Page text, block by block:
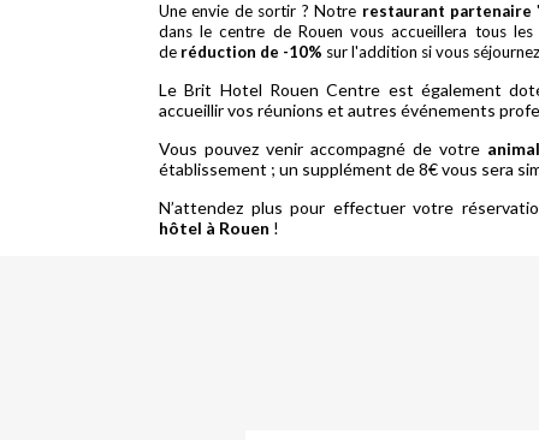
Une envie de sortir ? Notre restaurant partenaire
dans le centre de Rouen vous accueillera tous
de réduction de -10% sur l'addition si vous
Le Brit Hotel Rouen Centre est également
accueillir vos réunions et autres événements
Vous pouvez venir accompagné de votre animal
établissement ; un supplément de 8€ vous sera
N’attendez plus pour effectuer votre
hôtel à Rouen !